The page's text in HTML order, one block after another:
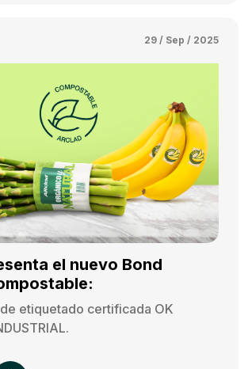
29 / Sep / 2025
el nuevo Bond
etiquetado certificada OK